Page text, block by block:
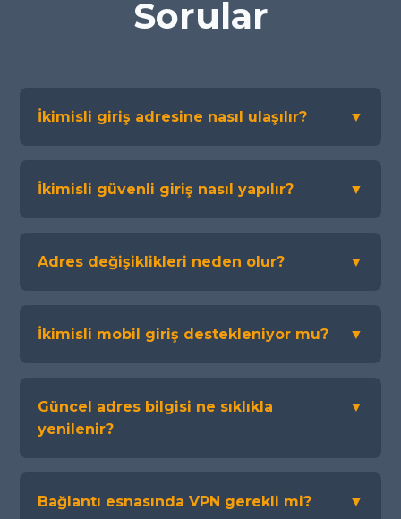
Sorular
İkimisli giriş adresine nasıl ulaşılır? ▼
İkimisli güvenli giriş nasıl yapılır? ▼
Adres değişiklikleri neden olur? ▼
İkimisli mobil giriş destekleniyor mu? ▼
Güncel adres bilgisi ne sıklıkla
yenilenir?
▼
Bağlantı esnasında VPN gerekli mi? ▼